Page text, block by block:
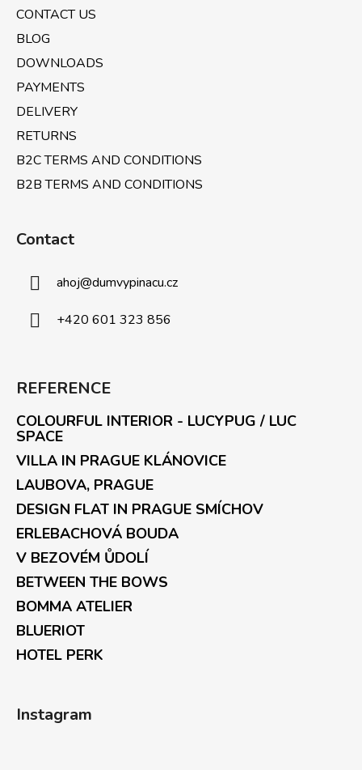
CONTACT US
BLOG
DOWNLOADS
PAYMENTS
DELIVERY
RETURNS
B2C TERMS AND CONDITIONS
B2B TERMS AND CONDITIONS
Contact
ahoj@dumvypinacu.cz
+420 601 323 856
REFERENCE
COLOURFUL INTERIOR - LUCYPUG / LUC
SPACE
VILLA IN PRAGUE KLÁNOVICE
LAUBOVA, PRAGUE
DESIGN FLAT IN PRAGUE SMÍCHOV
ERLEBACHOVÁ BOUDA
V BEZOVÉM ŮDOLÍ
BETWEEN THE BOWS
BOMMA ATELIER
BLUERIOT
HOTEL PERK
Instagram